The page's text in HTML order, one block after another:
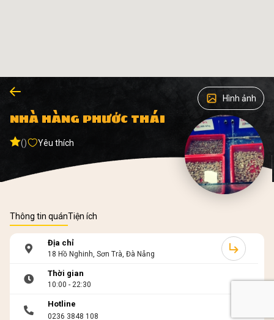
Hình ảnh
NHÀ HÀNG PHƯỚC THÁI
() Yêu thích
Thông tin quánTiện ích
Địa chỉ
18 Hồ Nghinh, Sơn Trà, Đà Nẵng
Thời gian
10:00 - 22:30
Hotline
0236 3848 108